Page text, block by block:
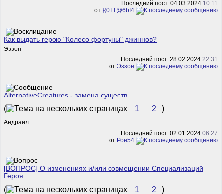
Последний пост: 04.03.2024 10:11
от }{0TT@6bI4
Как выдать герою "Колесо фортуны" джиннов?
Эззон
Последний пост: 28.02.2024 22:31
от Эззон
AlternativeCreatures - замена существ
( 1 2 )
Андраил
Последний пост: 02.01.2024 06:27
от Рон54
[ВОПРОС] О изменениях и/или совмещении Специализаций
Героя
( 1 2 )